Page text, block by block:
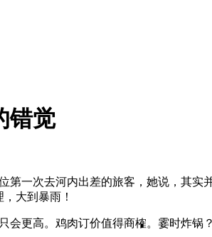
错觉
次去河内出差的旅客，她说，其实
大到暴雨！
更高。鸡肉订价值得商榷。霎时炸锅？